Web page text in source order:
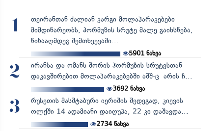
1
თეირანთან ძალიან კარგი მოლაპარაკებები
მიმდინარეობს, ჰორმუზის სრუტე მალე გაიხსნება,
წინააღმდეგ შემთხვევაში...
5901 ნახვა
2
ირანსა და ომანს შორის ჰორმუზის სრუტესთან
დაკავშირებით მოლაპარაკებებში აშშ-ც არის ჩ...
3692ნახვა
3
რუსეთის მასშტაბური იერიშის შედეგად, კიევის
ოლქში 14 ადამიანი დაიღუპა, 22 კი დაშავდა...
2734ნახვა